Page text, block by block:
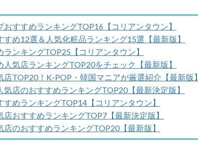
すすめランキングTOP16【コリアンタウン】
め12選＆人気化粧品ランキング15選【最新版】
ンキングTOP25【コリアンタウン】
気店ランキングTOP20をチェック【最新版】
TOP20！K-POP・韓国マニアが厳選紹介【最新版】
店のおすすめランキングTOP20【最新決定版】
めランキングTOP14【コリアンタウン】
おすすめランキングTOP7【最新決定版】
のおすすめランキングTOP20【最新版】